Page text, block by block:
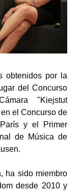
obtenidos por la
del Concurso
"Kiejstut
el Concurso de
París y el Primer
de Música de
ha sido miembro
desde 2010 y